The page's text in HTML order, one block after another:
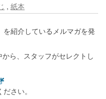
, 紙本
紹介しているメルマガを発
ら、スタッフがセレクトし
さい。